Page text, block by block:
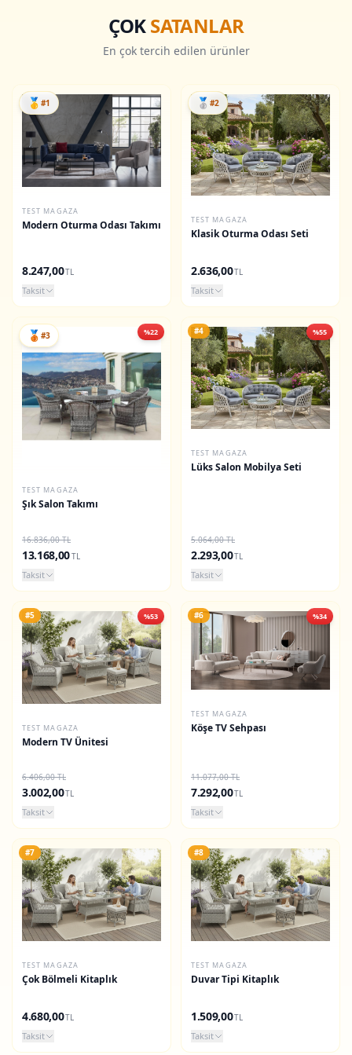
ÇOKSATANLAR
En çok tercih edilen ürünler
🥇 #1
TEST MAGAZA
Modern Oturma Odası Takımı
8.247,00TL
Taksit
🥈 #2
TEST MAGAZA
Klasik Oturma Odası Seti
2.636,00TL
Taksit
🥉 #3 %22
TEST MAGAZA
Şık Salon Takımı
16.836,00 TL
13.168,00TL
Taksit
#4 %55
TEST MAGAZA
Lüks Salon Mobilya Seti
5.064,00 TL
2.293,00TL
Taksit
#5 %53
TEST MAGAZA
Modern TV Ünitesi
6.406,00 TL
3.002,00TL
Taksit
#6 %34
TEST MAGAZA
Köşe TV Sehpası
11.077,00 TL
7.292,00TL
Taksit
#7
TEST MAGAZA
Çok Bölmeli Kitaplık
4.680,00TL
Taksit
#8
TEST MAGAZA
Duvar Tipi Kitaplık
1.509,00TL
Taksit